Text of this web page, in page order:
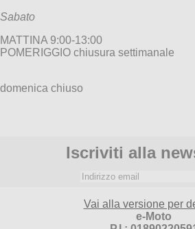
Sabato
MATTINA 9:00-13:00
POMERIGGIO chiusura settimanale
domenica chiuso
Iscriviti alla
Vai alla versione per
e-Moto